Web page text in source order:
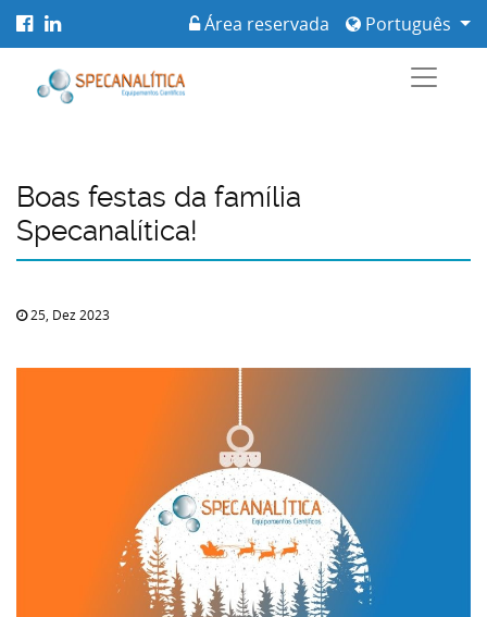
Português
Área reservada
Boas festas da família
Specanalítica!
25, Dez 2023